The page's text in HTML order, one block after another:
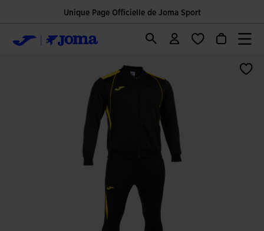
Unique Page Officielle de Joma Sport